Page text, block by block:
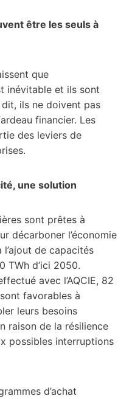
être les seuls à
que
inévitable et ils sont
ils ne doivent pas
financier. Les
des leviers de
une solution
sont prêtes à
décarboner l’économie
de capacités
TWh d’ici 2050.
avec l’AQCIE, 82
favorables à
leurs besoins
raison de la résilience
possibles interruptions
d’achat